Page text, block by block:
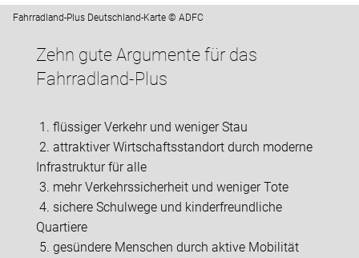
Fahrradland-Plus Deutschland-Karte © ADFC
Zehn gute Argumente für das
Fahrradland-Plus
1. flüssiger Verkehr und weniger Stau
2. attraktiver Wirtschaftsstandort durch moderne
Infrastruktur für alle
3. mehr Verkehrssicherheit und weniger Tote
4. sichere Schulwege und kinderfreundliche
Quartiere
5. gesündere Menschen durch aktive Mobilität